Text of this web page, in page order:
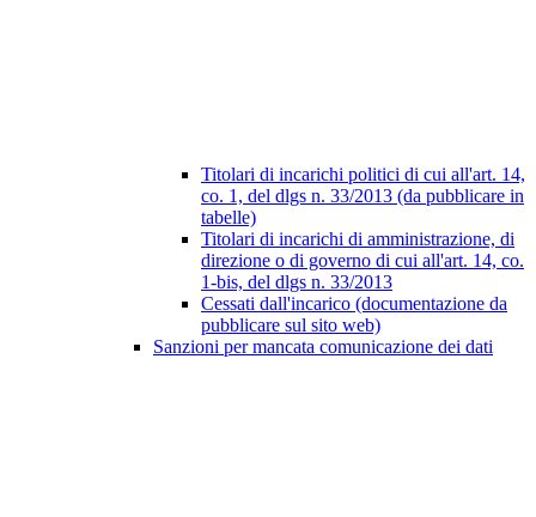
Titolari di incarichi politici di cui all'art. 14,
co. 1, del dlgs n. 33/2013 (da pubblicare in
tabelle)
Titolari di incarichi di amministrazione, di
direzione o di governo di cui all'art. 14, co.
1-bis, del dlgs n. 33/2013
Cessati dall'incarico (documentazione da
pubblicare sul sito web)
Sanzioni per mancata comunicazione dei dati